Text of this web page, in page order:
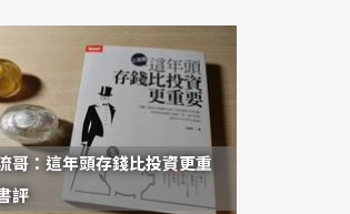
哥：這年頭存錢比投資更重
評